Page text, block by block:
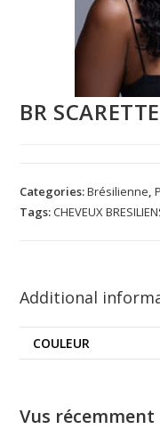
BR SCARETTE
Categories:Brésilienne,
Tags:CHEVEUX
Additional
COULEUR
Vus récemment